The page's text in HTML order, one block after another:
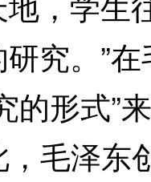
究。”
的形式”
，毛泽东